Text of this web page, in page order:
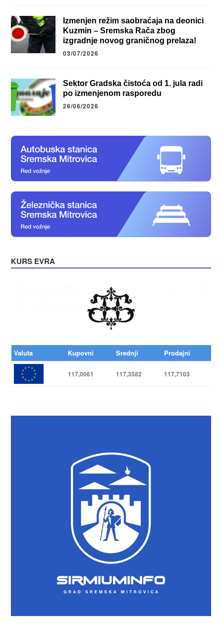
Izmenjen režim saobraćaja na deonici
Kuzmin – Sremska Rača zbog
izgradnje novog graničnog prelaza!
03/07/2026
Sektor Gradska čistoća od 1. jula radi
po izmenjenom rasporedu
26/06/2026
KURS EVRA
Valuta Kupovni Srednji Prodajni
117,0061 117,3582 117,7103